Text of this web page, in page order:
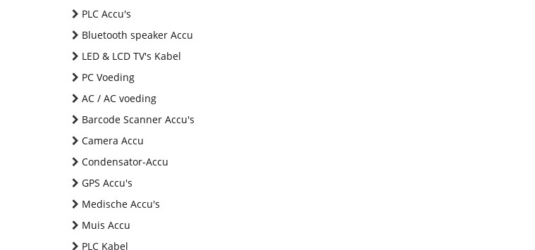
PLC Accu's
Bluetooth speaker Accu
LED & LCD TV's Kabel
PC Voeding
AC / AC voeding
Barcode Scanner Accu's
Camera Accu
Condensator-Accu
GPS Accu's
Medische Accu's
Muis Accu
PLC Kabel